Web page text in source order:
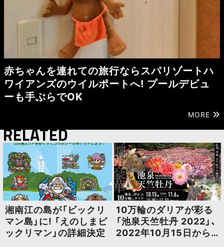
赤ちゃんを連れての旅行ならスパリゾートハ
ワイアンズのウイルポートへ! プールデビュ
ーも手ぶらでOK
MORE
RELATED
湘南江の島が「ビックリ
マン島」に! 「えのしまビ
ックリマン」の詳細決定
10万輪のダリアが彩る
「池泉天竺牡丹 2022」、
2022年10月15日から